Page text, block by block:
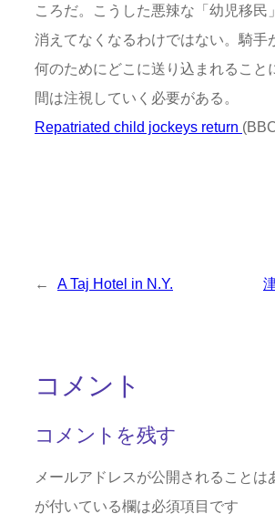
ころだ。こうした悪辣な「幼児移民
消えてなくなるわけではない。騎手
何のためにどこに送り込まれること
間は注視していく必要がある。
Repatriated child jockeys return
← A Taj Hotel in N.Y.
コメント
コメントを残す
メールアドレスが公開されることは
が付いている欄は必須項目です